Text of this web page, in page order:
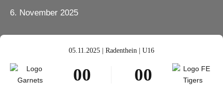
6. November 2025
05.11.2025 | Radenthein | U16
00
00